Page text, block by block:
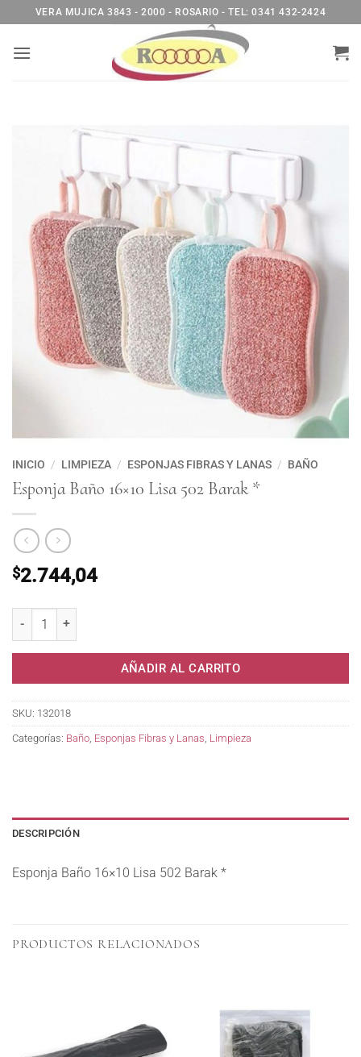
al
contenido
VERA MUJICA 3843 - 2000 - ROSARIO - TEL: 0341 432-2424
INICIO / LIMPIEZA / ESPONJAS FIBRAS Y LANAS / BAÑO
Esponja Baño 16×10 Lisa 502 Barak *
$2.744,04
AÑADIR AL CARRITO
SKU: 132018
Categorías: Baño, Esponjas Fibras y Lanas, Limpieza
DESCRIPCIÓN
Esponja Baño 16×10 Lisa 502 Barak *
PRODUCTOS RELACIONADOS